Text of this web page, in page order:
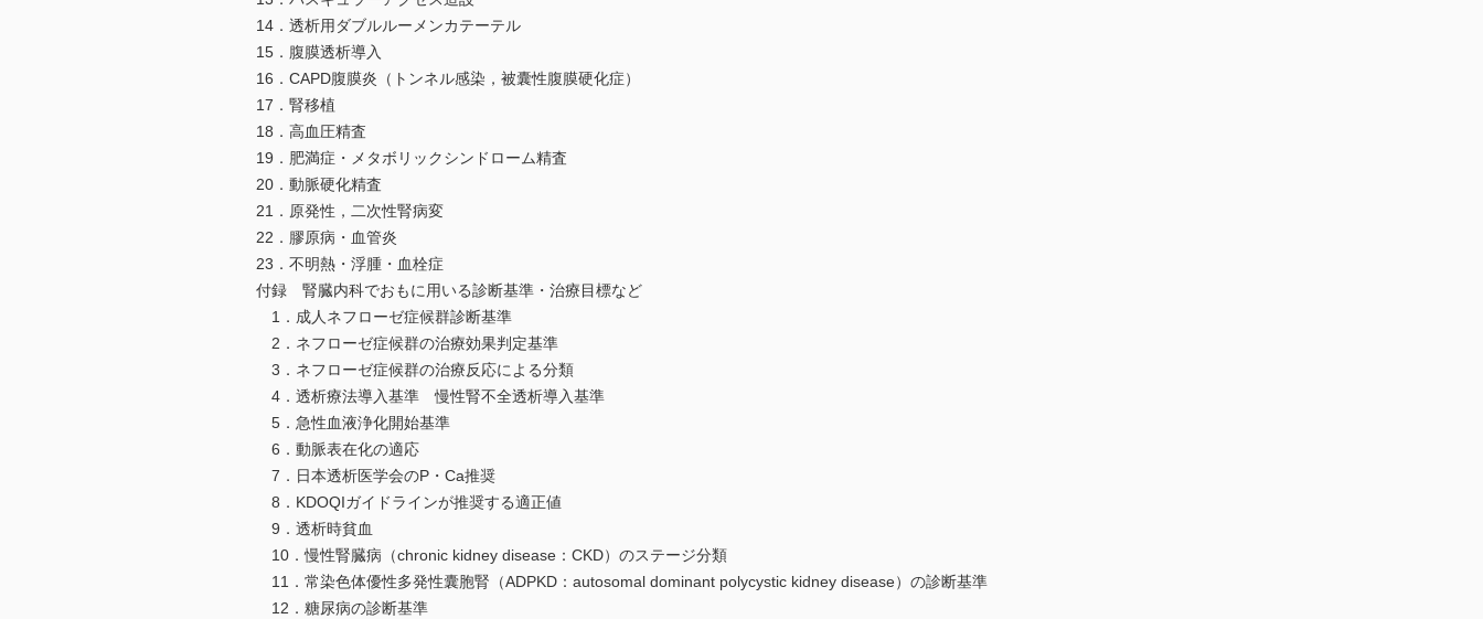
14．透析用ダブルルーメンカテーテル
15．腹膜透析導入
16．CAPD腹膜炎（トンネル感染，被囊性腹膜硬化症）
17．腎移植
18．高血圧精査
19．肥満症・メタボリックシンドローム精査
20．動脈硬化精査
21．原発性，二次性腎病変
22．膠原病・血管炎
23．不明熱・浮腫・血栓症
付録 腎臓内科でおもに用いる診断基準・治療目標など
1．成人ネフローゼ症候群診断基準
2．ネフローゼ症候群の治療効果判定基準
3．ネフローゼ症候群の治療反応による分類
4．透析療法導入基準 慢性腎不全透析導入基準
5．急性血液浄化開始基準
6．動脈表在化の適応
7．日本透析医学会のP・Ca推奨
8．KDOQIガイドラインが推奨する適正値
9．透析時貧血
10．慢性腎臓病（chronic kidney disease：CKD）のステージ分類
11．常染色体優性多発性囊胞腎（ADPKD：autosomal dominant polycystic kidney disease）の診断基準
12．糖尿病の診断基準